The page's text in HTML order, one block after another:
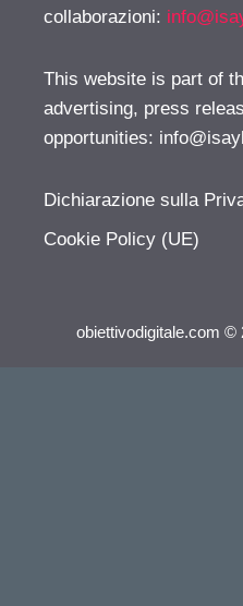
collaborazioni:
This website is part of
advertising, press
opportunities:
Dichiarazione sulla
Cookie Policy (UE)
obiettivodigitale.com ©